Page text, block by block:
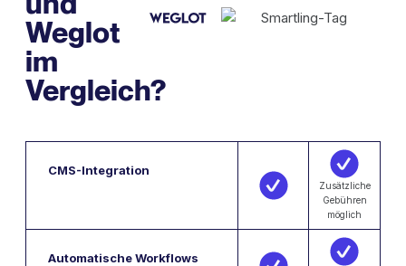
Weglot
im
Vergleich?
CMS-Integration
Zusätzliche
Gebühren
möglich
Automatische Workflows